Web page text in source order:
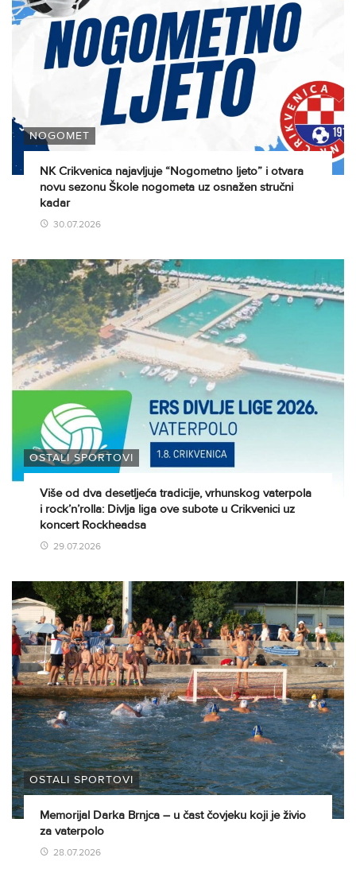
NOGOMET
NK Crikvenica najavljuje “Nogometno ljeto” i otvara
novu sezonu Škole nogometa uz osnažen stručni
kadar
30.07.2026
OSTALI SPORTOVI
Više od dva desetljeća tradicije, vrhunskog vaterpola
i rock’n’rolla: Divlja liga ove subote u Crikvenici uz
koncert Rockheadsa
29.07.2026
OSTALI SPORTOVI
Memorijal Darka Brnjca – u čast čovjeku koji je živio
za vaterpolo
28.07.2026